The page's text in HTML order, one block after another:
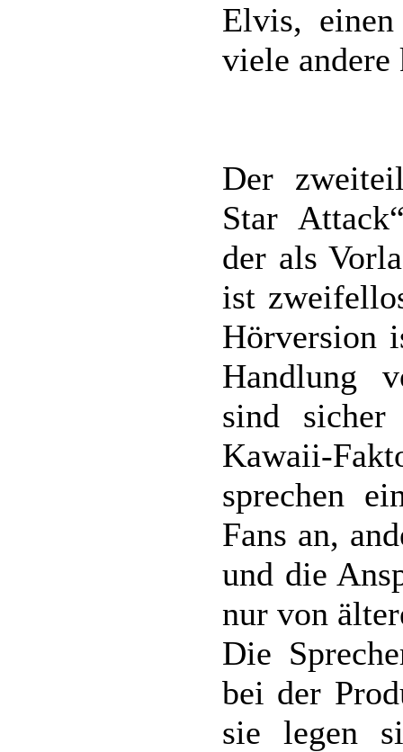
Elvis, einen
viele
Der
Star
der als
ist
Hörversion
Handlung
sind
Kawaii-
sprechen
Fans an,
und die
nur von
Die
bei der
sie legen